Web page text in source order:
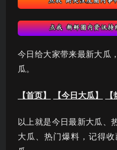
今日给大家带来最新大瓜
瓜。
【首页】 【今日大瓜】
以上就是今日最新大瓜、
大瓜、热门爆料，记得